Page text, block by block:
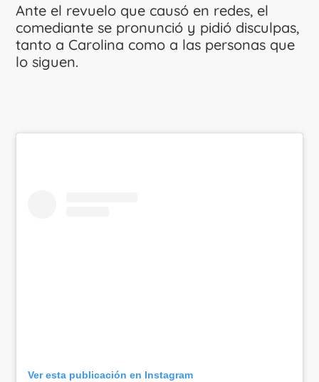
Ante el revuelo que causó en redes, el
comediante se pronunció y pidió disculpas,
tanto a Carolina como a las personas que
lo siguen.
Ver esta publicación en Instagram